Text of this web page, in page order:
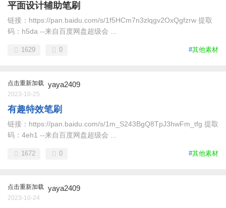
平面设计辅助笔刷
链接：https://pan.baidu.com/s/1f5HCm7n3zlqgv2OxQgfzrw 提取
码：h5da --来自百度网盘超级会 ...
#其他素材
1629 0
点击重新加载 yaya2409
2023-10-25
有趣特效笔刷
链接：https://pan.baidu.com/s/1m_S243BgQ8TpJ3hwFm_tfg 提取
码：4eh1 --来自百度网盘超级会 ...
#其他素材
1672 0
点击重新加载 yaya2409
2023-10-24